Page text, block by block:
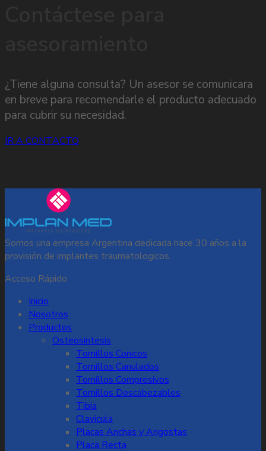
¿Tiene alguna consulta? Un asesor se comunicara
en breve para recomendarle el producto adecuado
para cubrir su necesidad.
IR A CONTACTO
Somos una empresa Argentina dedicada hace 30 años a la
provisión de implantes traumatologicos.
Acceso Rápido
Inicio
Nosotros
Productos
Osteosintesis
Tornillos Conicos
Tornillos Canulados
Tornillos Compresivos
Tornillos Descabezables
Tibia
Clavicula
Placas Anchas y Angostas
Placa Recta